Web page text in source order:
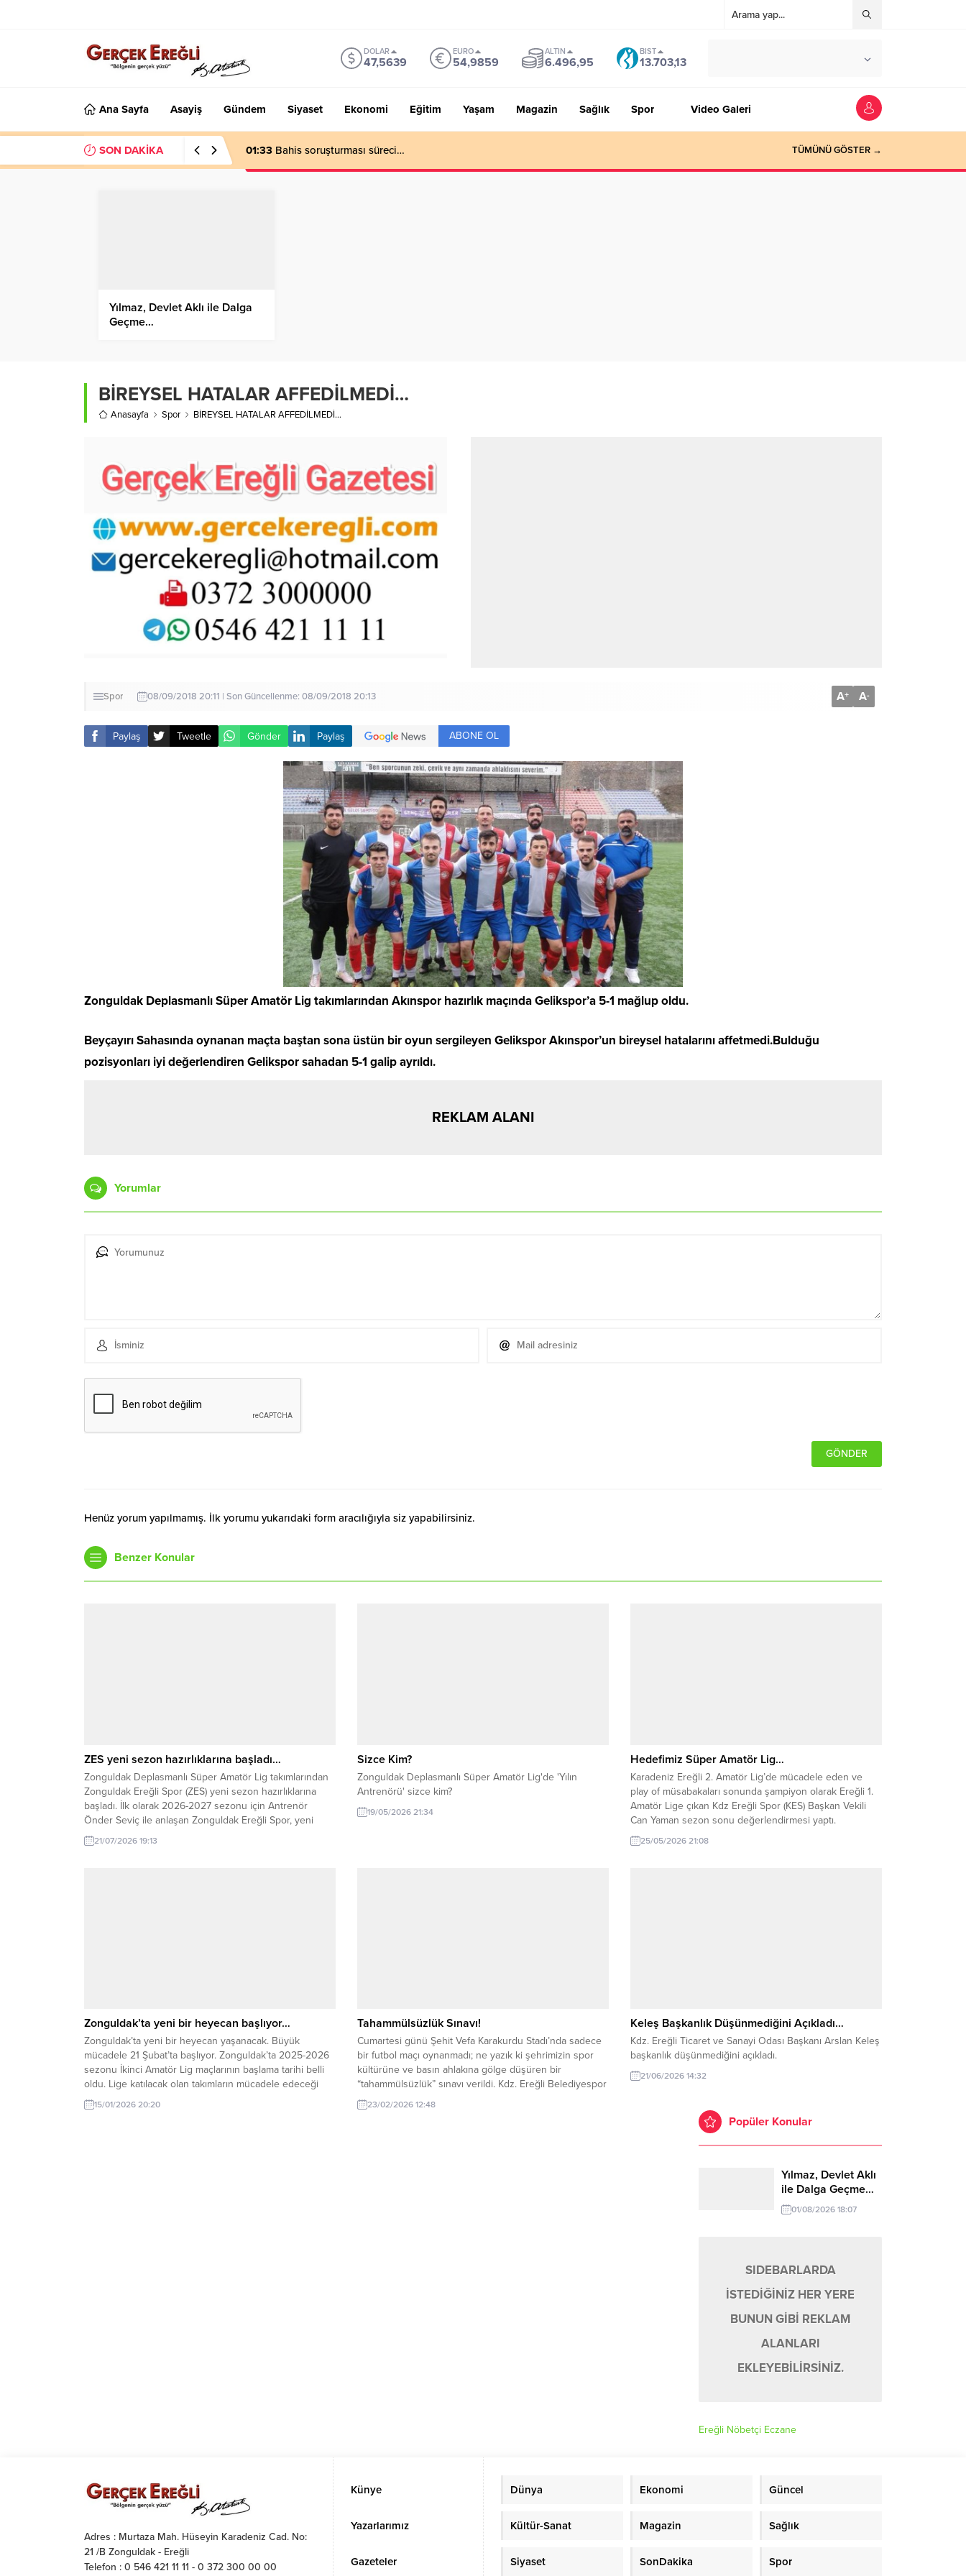
DOLAR
47,5639
EURO
54,9859
ALTIN
6.496,95
BIST
13.703,13
Ana Sayfa Asayiş Gündem Siyaset Ekonomi Eğitim Yaşam Magazin Sağlık Spor Video Galeri
SON DAKİKA 01:33 Bahis soruşturması süreci… TÜMÜNÜ GÖSTER →
Yılmaz, Devlet Aklı ile Dalga
Geçme…
BİREYSEL HATALAR AFFEDİLMEDİ…
Anasayfa Spor BİREYSEL HATALAR AFFEDİLMEDİ…
Spor 08/09/2018 20:11 | Son Güncellenme: 08/09/2018 20:13 A+ A-
Paylaş Tweetle Gönder Paylaş ABONE OL
Zonguldak Deplasmanlı Süper Amatör Lig takımlarından Akınspor hazırlık maçında Gelikspor’a 5-1 mağlup oldu.
Beyçayırı Sahasında oynanan maçta baştan sona üstün bir oyun sergileyen Gelikspor Akınspor’un bireysel hatalarını affetmedi.Bulduğu
pozisyonları iyi değerlendiren Gelikspor sahadan 5-1 galip ayrıldı.
REKLAM ALANI
Yorumlar
Henüz yorum yapılmamış. İlk yorumu yukarıdaki form aracılığıyla siz yapabilirsiniz.
Benzer Konular
ZES yeni sezon hazırlıklarına başladı…
Zonguldak Deplasmanlı Süper Amatör Lig takımlarından
Zonguldak Ereğli Spor (ZES) yeni sezon hazırlıklarına
başladı. İlk olarak 2026-2027 sezonu için Antrenör
Önder Seviç ile anlaşan Zonguldak Ereğli Spor, yeni
sezon çalışmalarını start verdiğini açıkladı. Zonguldak
Ereğli Spor Transfer Komitesi Başkanı Umut Yüksel Kuru
21/07/2026 19:13
Sizce Kim?
Zonguldak Deplasmanlı Süper Amatör Lig'de 'Yılın
Antrenörü' sizce kim?
19/05/2026 21:34
Hedefimiz Süper Amatör Lig…
Karadeniz Ereğli 2. Amatör Lig’de mücadele eden ve
play of müsabakaları sonunda şampiyon olarak Ereğli 1.
Amatör Lige çıkan Kdz Ereğli Spor (KES) Başkan Vekili
Can Yaman sezon sonu değerlendirmesi yaptı.
25/05/2026 21:08
Zonguldak’ta yeni bir heyecan başlıyor…
Zonguldak’ta yeni bir heyecan yaşanacak. Büyük
mücadele 21 Şubat’ta başlıyor. Zonguldak’ta 2025-2026
sezonu İkinci Amatör Lig maçlarının başlama tarihi belli
oldu. Lige katılacak olan takımların mücadele edeceği
grupları belirlemek için kura çekimi gerçekleştirildi.
Zonguldak Amatör Spor Kulüpleri Federasyonu toplantı
15/01/2026 20:20
Tahammülsüzlük Sınavı!
Cumartesi günü Şehit Vefa Karakurdu Stadı’nda sadece
bir futbol maçı oynanmadı; ne yazık ki şehrimizin spor
kültürüne ve basın ahlakına gölge düşüren bir
“tahammülsüzlük” sınavı verildi. Kdz. Ereğli Belediyespor
ile 52 Orduspor arasındaki mücadelenin 82. dakikasında
yaşananlar, skor tabelasındaki rakamlardan çok daha
23/02/2026 12:48
Keleş Başkanlık Düşünmediğini Açıkladı…
Kdz. Ereğli Ticaret ve Sanayi Odası Başkanı Arslan Keleş
başkanlık düşünmediğini açıkladı.
21/06/2026 14:32
Popüler Konular
Yılmaz, Devlet Aklı
ile Dalga Geçme…
01/08/2026 18:07
SIDEBARLARDA
İSTEDİĞİNİZ HER YERE
BUNUN GİBİ REKLAM
ALANLARI
EKLEYEBİLİRSİNİZ.
Ereğli Nöbetçi Eczane
Adres : Murtaza Mah. Hüseyin Karadeniz Cad. No:
21 /B Zonguldak - Ereğli
Telefon : 0 546 421 11 11 - 0 372 300 00 00
Künye
Yazarlarımız
Gazeteler
Dünya Ekonomi Güncel
Kültür-Sanat Magazin Sağlık
Siyaset SonDakika Spor